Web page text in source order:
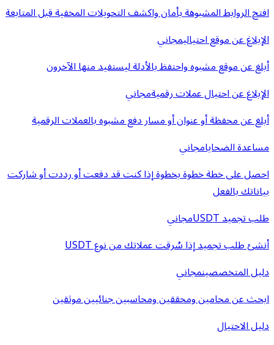
افتح الروابط المشبوهة بأمان واكشف التحويلات المخفية قبل المتابعة
الإبلاغ عن موقع احتياليمجاني
أبلغ عن موقع مشبوه واحتفظ بالأدلة ليستفيد منها الآخرون
الإبلاغ عن احتيال عملات رقميةمجاني
أبلغ عن محفظة أو عنوان أو مسار دفع مشبوه بالعملات الرقمية
مساعدة الضحايامجاني
احصل على خطة خطوة بخطوة إذا كنت قد دفعت أو رددت أو شاركت
بياناتك بالفعل
طلب تجميد USDT
مجاني
أنشئ طلب تجميد إذا سُرقت عملاتك من نوع USDT
دليل المتخصصينمجاني
ابحث عن محامين ومحققين ومحاسبين جنائيين موثقين
دليل الاحتيال